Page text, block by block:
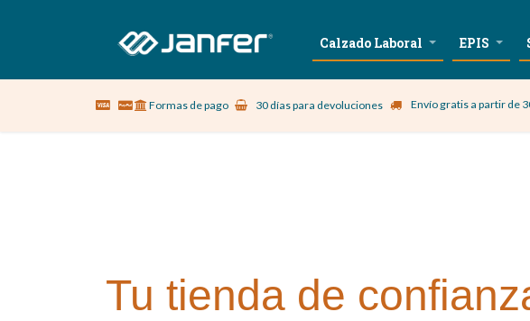
Sobre nosotros Vestuario Laboral Calzado Laboral EPIS
Formas de pago 30 días para devoluciones Envío gratis a partir de
Tu tienda de